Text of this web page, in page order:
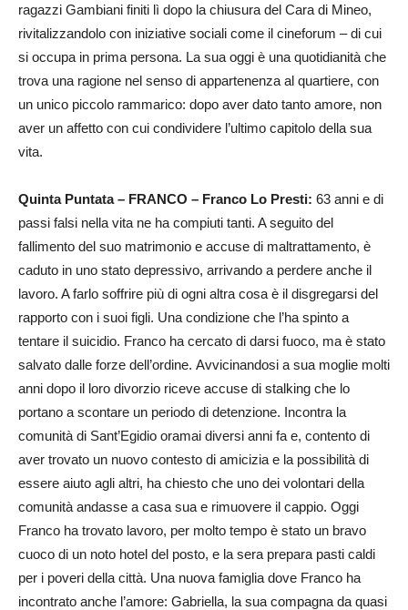
ragazzi Gambiani finiti lì dopo la chiusura del Cara di Mineo,
rivitalizzandolo con iniziative sociali come il cineforum – di cui
si occupa in prima persona. La sua oggi è una quotidianità che
trova una ragione nel senso di appartenenza al quartiere, con
un unico piccolo rammarico: dopo aver dato tanto amore, non
aver un affetto con cui condividere l’ultimo capitolo della sua
vita.
Quinta Puntata – FRANCO – Franco Lo Presti: 63 anni e di
passi falsi nella vita ne ha compiuti tanti. A seguito del
fallimento del suo matrimonio e accuse di maltrattamento, è
caduto in uno stato depressivo, arrivando a perdere anche il
lavoro. A farlo soffrire più di ogni altra cosa è il disgregarsi del
rapporto con i suoi figli. Una condizione che l’ha spinto a
tentare il suicidio. Franco ha cercato di darsi fuoco, ma è stato
salvato dalle forze dell’ordine. Avvicinandosi a sua moglie molti
anni dopo il loro divorzio riceve accuse di stalking che lo
portano a scontare un periodo di detenzione. Incontra la
comunità di Sant’Egidio oramai diversi anni fa e, contento di
aver trovato un nuovo contesto di amicizia e la possibilità di
essere aiuto agli altri, ha chiesto che uno dei volontari della
comunità andasse a casa sua e rimuovere il cappio. Oggi
Franco ha trovato lavoro, per molto tempo è stato un bravo
cuoco di un noto hotel del posto, e la sera prepara pasti caldi
per i poveri della città. Una nuova famiglia dove Franco ha
incontrato anche l’amore: Gabriella, la sua compagna da quasi